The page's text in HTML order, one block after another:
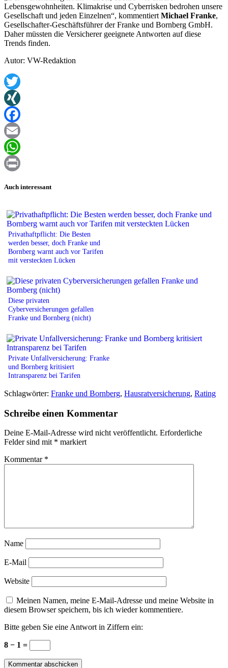
Lebensgewohnheiten. Klimakrise und Cyberrisken bedrohen unsere
Gesellschaft und jeden Einzelnen“, kommentiertMichael Franke,
Gesellschafter-Geschäftsführer der Franke und Bornberg GmbH.
Daher müssten die Versicherer geeignete Antworten auf diese
Trends finden.
Autor: VW-Redaktion
Twitter
XING
Facebook
Email
WhatsApp
Auch interessant
Privathaftpflicht: Die Besten
werden besser, doch Franke und
Bornberg warnt auch vor Tarifen
mit versteckten Lücken
Diese privaten
Cyberversicherungen gefallen
Franke und Bornberg (nicht)
Private Unfallversicherung: Franke
und Bornberg kritisiert
Intransparenz bei Tarifen
Schlagwörter: Franke und Bornberg, Hausratversicherung, Rating
Schreibe einen Kommentar
Deine E-Mail-Adresse wird nicht veröffentlicht. Erforderliche
Felder sind mit * markiert
Kommentar *
Name
E-Mail
Website
Meinen Namen, meine E-Mail-Adresse und meine Website in
diesem Browser speichern, bis ich wieder kommentiere.
Bitte geben Sie eine Antwort in Ziffern ein:
8 − 1 =